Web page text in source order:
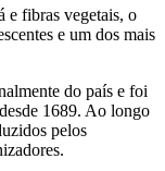
e fibras vegetais, o
e um dos mais
do país e foi
1689. Ao longo
pelos